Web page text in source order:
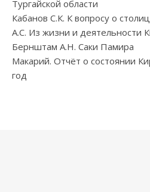
Тургайской области
Кабанов С.К. К вопросу о
А.С. Из жизни и деятельности
Бернштам А.Н. Саки Памира
Макарий. Отчёт о состоянии
год